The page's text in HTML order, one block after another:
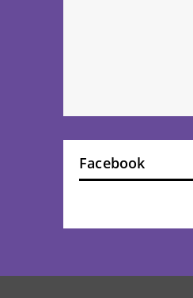
Facebook